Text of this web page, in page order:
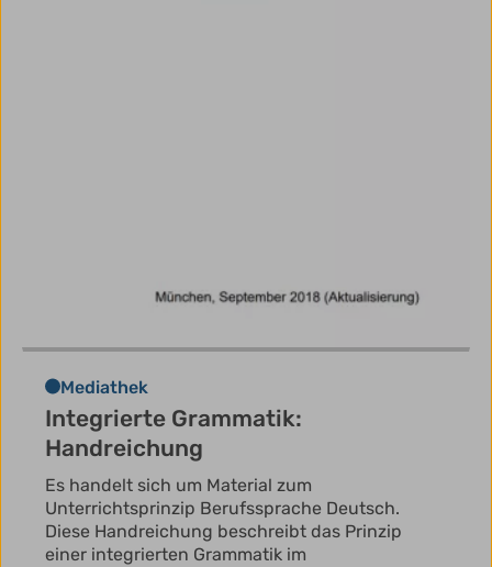
Mediathek
Integrierte Grammatik:
Handreichung
Es handelt sich um Material zum
Unterrichtsprinzip Berufssprache Deutsch.
Diese Handreichung beschreibt das Prinzip
einer integrierten Grammatik im